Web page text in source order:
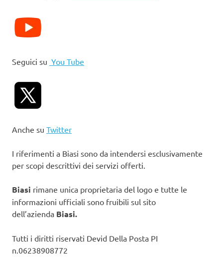
Seguici su You Tube
Anche su Twitter
I riferimenti a Biasi sono da intendersi esclusivamente
per scopi descrittivi dei servizi offerti.
Biasi rimane unica proprietaria del logo e tutte le
informazioni ufficiali sono fruibili sul sito
dell’azienda Biasi.
Tutti i diritti riservati Devid Della Posta PI
n.06238908772